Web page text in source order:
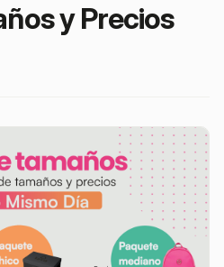
y Precios